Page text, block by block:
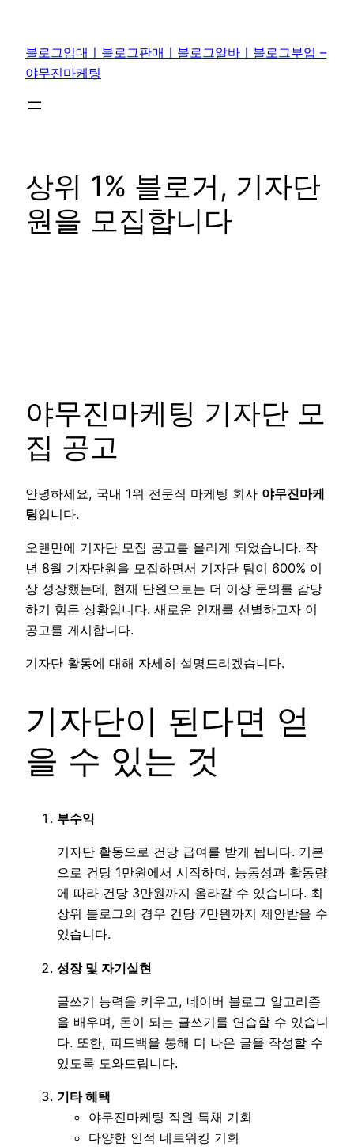
블로그임대ㅣ블로그판매ㅣ블로그알바ㅣ블로그부업 –
야무진마케팅
상위 1% 블로거, 기자단
원을 모집합니다
야무진마케팅 기자단 모
집 공고
안녕하세요, 국내 1위 전문직 마케팅 회사 야무진마케
팅입니다.
오랜만에 기자단 모집 공고를 올리게 되었습니다. 작
년 8월 기자단원을 모집하면서 기자단 팀이 600% 이
상 성장했는데, 현재 단원으로는 더 이상 문의를 감당
하기 힘든 상황입니다. 새로운 인재를 선별하고자 이
공고를 게시합니다.
기자단 활동에 대해 자세히 설명드리겠습니다.
기자단이 된다면 얻
을 수 있는 것
부수익
기자단 활동으로 건당 급여를 받게 됩니다. 기본
으로 건당 1만원에서 시작하며, 능동성과 활동량
에 따라 건당 3만원까지 올라갈 수 있습니다. 최
상위 블로그의 경우 건당 7만원까지 제안받을 수
있습니다.
성장 및 자기실현
글쓰기 능력을 키우고, 네이버 블로그 알고리즘
을 배우며, 돈이 되는 글쓰기를 연습할 수 있습니
다. 또한, 피드백을 통해 더 나은 글을 작성할 수
있도록 도와드립니다.
기타 혜택
야무진마케팅 직원 특채 기회
다양한 인적 네트워킹 기회